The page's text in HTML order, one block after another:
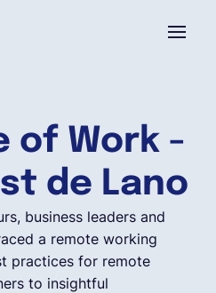
of Work -
de Lano
business leaders and
a remote working
practices for remote
to insightful